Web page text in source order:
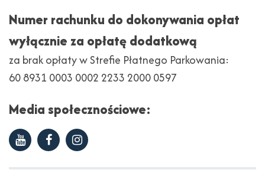
Numer rachunku do dokonywania opłat
wyłącznie za opłatę dodatkową
za brak opłaty w Strefie Płatnego Parkowania:
60 8931 0003 0002 2233 2000 0597
Media społecznościowe:
YoutubeFacebookInstagram
Copyright